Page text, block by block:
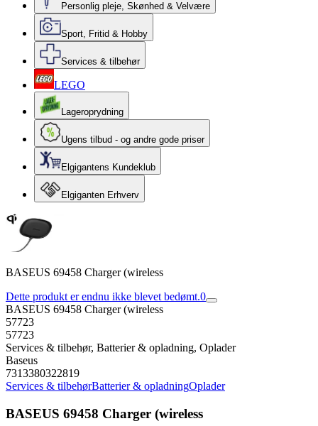
Personlig pleje, Skønhed & Velvære
Sport, Fritid & Hobby
Services & tilbehør
LEGO
Lageroprydning
Ugens tilbud - og andre gode priser
Elgigantens Kundeklub
Elgiganten Erhverv
BASEUS 69458 Charger (wireless
Dette produkt er endnu ikke blevet bedømt.0
BASEUS 69458 Charger (wireless
57723
57723
Services & tilbehør, Batterier & opladning, Oplader
Baseus
7313380322819
Services & tilbehørBatterier & opladningOplader
BASEUS 69458 Charger (wireless